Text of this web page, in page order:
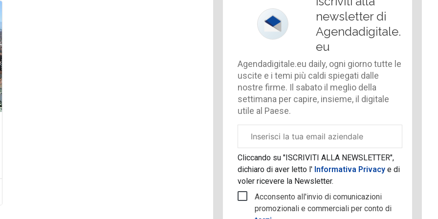
newsletter di
Agendadigitale.
eu
Agendadigitale.eu daily, ogni giorno tutte le
uscite e i temi più caldi spiegati dalle
nostre firme. Il sabato il meglio della
settimana per capire, insieme, il digitale
utile al Paese.
aziendale
Cliccando su "ISCRIVITI ALLA NEWSLETTER",
dichiaro di aver letto l' Informativa Privacye di
voler ricevere la Newsletter.
Acconsento all'invio di comunicazioni
promozionali e commerciali per conto di